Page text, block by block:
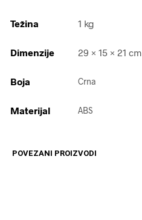
Težina 1 kg
Dimenzije 29 × 15 × 21 cm
Boja Crna
Materijal ABS
POVEZANI PROIZVODI